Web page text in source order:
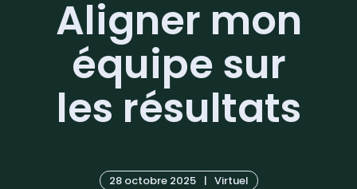
Aligner mon
équipe sur
les résultats
28 octobre 2025 | Virtuel